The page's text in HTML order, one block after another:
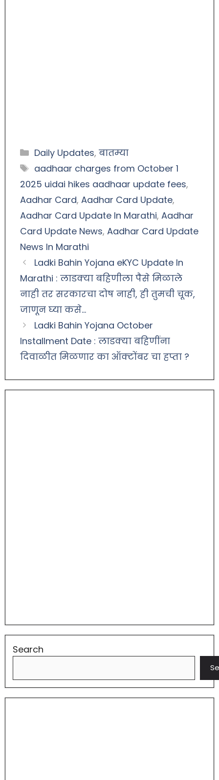
Daily Updates, बातम्या
aadhaar charges from October 1
2025 uidai hikes aadhaar update fees,
Aadhar Card, Aadhar Card Update,
Aadhar Card Update In Marathi, Aadhar
Card Update News, Aadhar Card Update
News In Marathi
Ladki Bahin Yojana eKYC Update In
Marathi : लाडक्या बहिणीला पैसे मिळाले
नाही तर सरकारचा दोष नाही, ही तुमची चूक,
जाणून घ्या कसे…
Ladki Bahin Yojana October
Installment Date : लाडक्या बहिणींना
दिवाळीत मिळणार का ऑक्टोंबर चा हप्ता ?
Search